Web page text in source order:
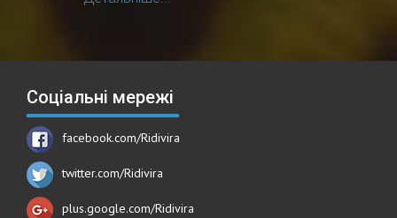
Соціальні мережі
facebook.com/Ridivira
twitter.com/Ridivira
plus.google.com/Ridivira